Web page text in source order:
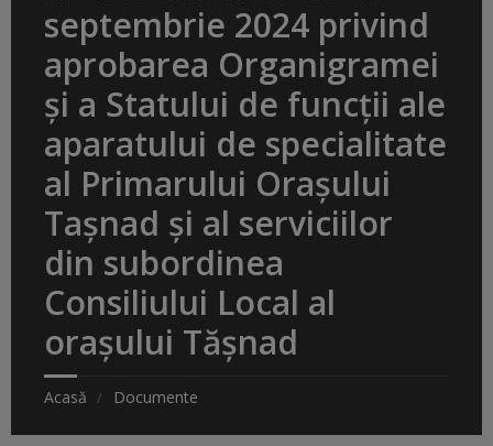
septembrie 2024 privind
aprobarea Organigramei
și a Statului de funcții ale
aparatului de specialitate
al Primarului Orașului
Tașnad și al serviciilor
din subordinea
Consiliului Local al
orașului Tășnad
Acasă Documente